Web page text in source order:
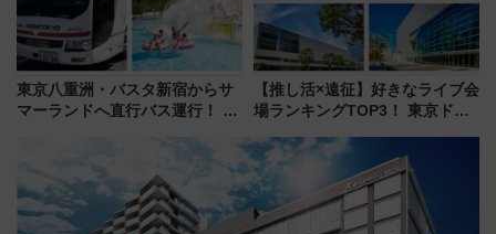
東京八重洲・バスタ新宿からサ
マーランドへ直行バス運行！ お
【推し活×遠征】好きなライブ会
場ランキングTOP3！ 東京ドー
由と交通アクセス術、ライブ会
場に何を求める？